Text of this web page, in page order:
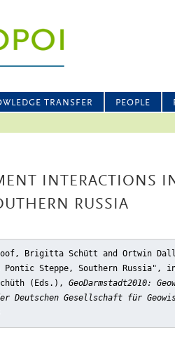
TRANSFER PEOPLE
INTERACTIONS
RUSSIA
Brigitta Schütt and Ortwin
Steppe, Southern Russia" ,
(Eds.), GeoDarmstadt2010:
Deutschen Gesellschaft für